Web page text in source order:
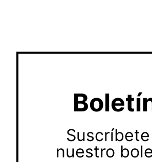
nuestro